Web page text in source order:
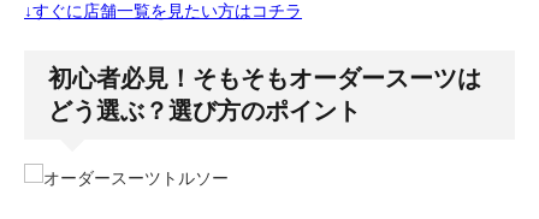
↓すぐに店舗一覧を見たい方はコチラ
初心者必見！そもそもオーダースーツは
どう選ぶ？選び方のポイント